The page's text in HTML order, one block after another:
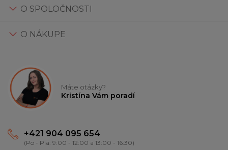
O SPOLOČNOSTI
O NÁKUPE
Máte otázky?
Kristína Vám poradí
+421 904 095 654
(Po - Pia: 9:00 - 12:00 a 13:00 - 16:30)